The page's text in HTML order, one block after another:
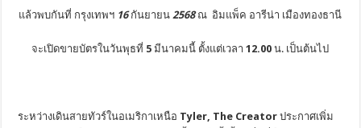
แล้วพบกันที่ กรุงเทพฯ 16กันยายน 2568ณ อิมแพ็ค อารีน่า เมืองทองธานี
จะเปิดขายบัตรในวันพุธที่ 5มีนาคมนี้ ตั้งแต่เวลา12.00น. เป็นต้นไป
ระหว่างเดินสายทัวร์ในอเมริกาเหนือ Tyler, The Creator ประกาศเพิ่ม